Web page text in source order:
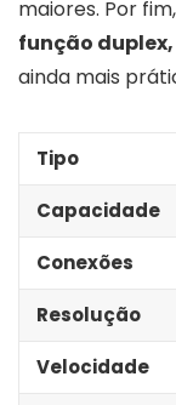
maiores. Por fim,
função duplex,
ainda mais
Tipo
Capacidade
Conexões
Resolução
Velocidade